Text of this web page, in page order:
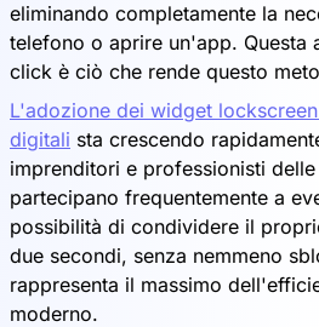
eliminando completamente la
telefono o aprire un'app. Questa
click è ciò che rende questo
L'adozione dei widget
digitali sta crescendo
imprenditori e professionisti
partecipano frequentemente a
possibilità di condividere il
due secondi, senza nemmeno
rappresenta il massimo
moderno.